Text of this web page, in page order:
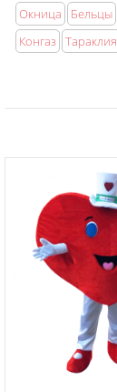
Окница Бельцы
Конгаз
Тараклия